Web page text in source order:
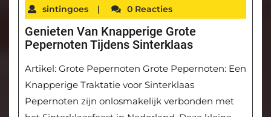
sintingoes | 0 Reacties
Genieten Van Knapperige Grote
Pepernoten Tijdens Sinterklaas
Artikel: Grote Pepernoten Grote Pepernoten: Een
Knapperige Traktatie voor Sinterklaas
Pepernoten zijn onlosmakelijk verbonden met